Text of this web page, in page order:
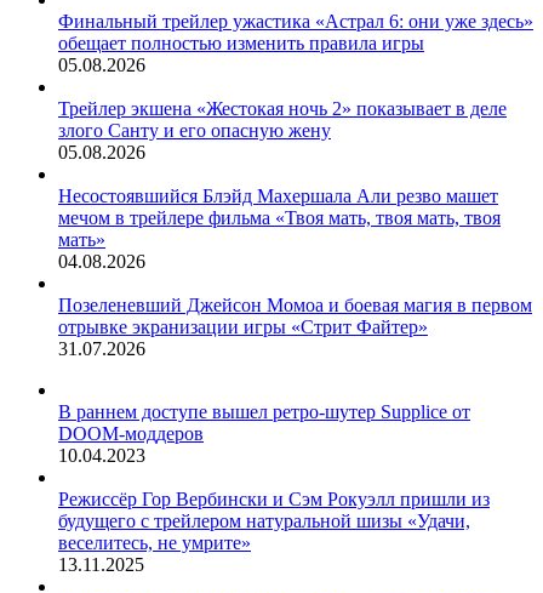
Финальный трейлер ужастика «Астрал 6: они уже здесь»
обещает полностью изменить правила игры
05.08.2026
Трейлер экшена «Жестокая ночь 2» показывает в деле
злого Санту и его опасную жену
05.08.2026
Несостоявшийся Блэйд Махершала Али резво машет
мечом в трейлере фильма «Твоя мать, твоя мать, твоя
мать»
04.08.2026
Позеленевший Джейсон Момоа и боевая магия в первом
отрывке экранизации игры «Стрит Файтер»
31.07.2026
В раннем доступе вышел ретро-шутер Supplice от
DOOM-моддеров
10.04.2023
Режиссёр Гор Вербински и Сэм Рокуэлл пришли из
будущего с трейлером натуральной шизы «Удачи,
веселитесь, не умрите»
13.11.2025